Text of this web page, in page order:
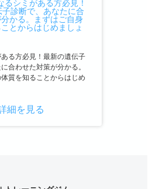
る方必見！最新の遺伝子
合わせた対策が分かる。
質を知ることからはじめ
細を見る